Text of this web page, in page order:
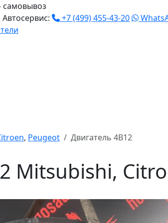
Автосервис: +7 (499) 455-43-20
, Peugeot Двигатель 4B12
Mitsubishi,